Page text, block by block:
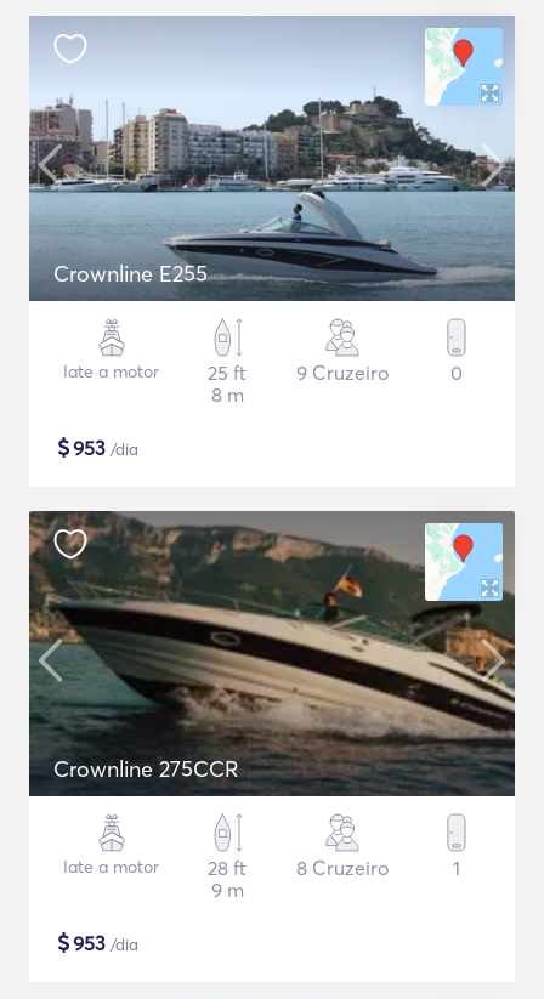
Crownline E255
Iate a motor
25 ft
8 m
9 Cruzeiro 0
$953 /dia
Crownline 275CCR
Iate a motor
28 ft
9 m
8 Cruzeiro 1
$953 /dia